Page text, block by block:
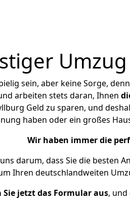
sein, aber keine Sorge,
arbeiten stets daran, Ihnen
Geld zu sparen, und
haben oder ein großes
Wir haben immer die
darum, dass Sie die besten
Ihren deutschlandweiten
Sie jetzt das Formular aus, und